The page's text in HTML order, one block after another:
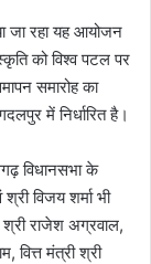
जा रहा यह आयोजन
को विश्व पटल पर
समारोह का
में निर्धारित है।
विधानसभा के
विजय शर्मा भी
राजेश अग्रवाल,
वित्त मंत्री श्री